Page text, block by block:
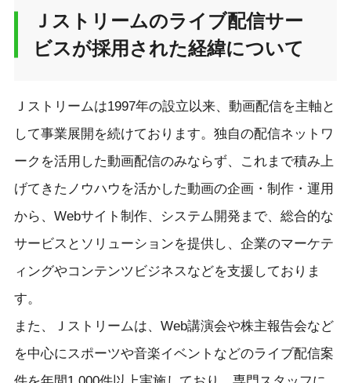
Ｊストリームのライブ配信サー
ビスが採用された経緯について
Ｊストリームは1997年の設立以来、動画配信を主軸と
して事業展開を続けております。独自の配信ネットワ
ークを活用した動画配信のみならず、これまで積み上
げてきたノウハウを活かした動画の企画・制作・運用
から、Webサイト制作、システム開発まで、総合的な
サービスとソリューションを提供し、企業のマーケテ
ィングやコンテンツビジネスなどを支援しておりま
す。
また、Ｊストリームは、Web講演会や株主報告会など
を中心にスポーツや音楽イベントなどのライブ配信案